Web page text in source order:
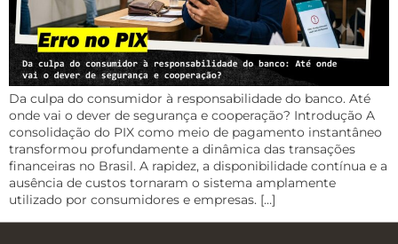
Da culpa do consumidor à responsabilidade do banco. Até
onde vai o dever de segurança e cooperação? Introdução A
consolidação do PIX como meio de pagamento instantâneo
transformou profundamente a dinâmica das transações
financeiras no Brasil. A rapidez, a disponibilidade contínua e a
ausência de custos tornaram o sistema amplamente
utilizado por consumidores e empresas. […]